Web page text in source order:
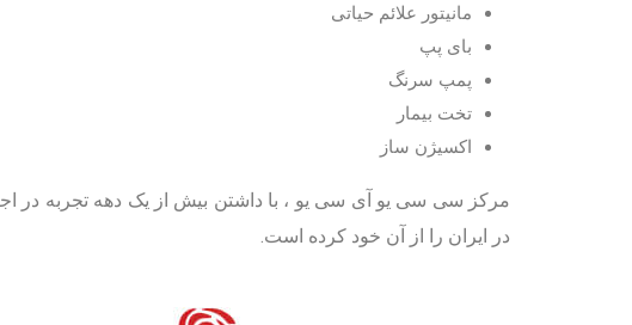
مانیتور علائم حیاتی
بای پپ
پمپ سرنگ
تخت بیمار
اکسیژن ساز
در ایران را از آن خود کرده است.